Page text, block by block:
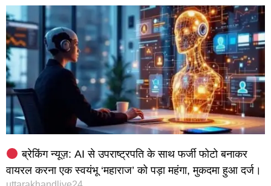
ब्रेकिंग न्यूज़: AI से उपराष्ट्रपति के साथ फर्जी फोटो बनाकर
वायरल करना एक स्वयंभू ‘महाराज’ को पड़ा महंगा, मुकदमा हुआ दर्ज।